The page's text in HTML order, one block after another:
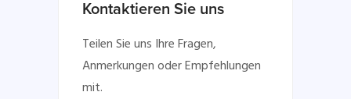
Kontaktieren Sie uns
Teilen Sie uns Ihre Fragen,
Anmerkungen oder Empfehlungen
mit.